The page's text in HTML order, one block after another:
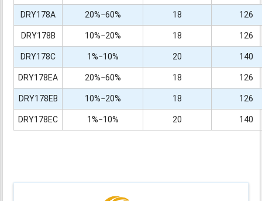
DRY178A
20%−60% 18
126
DRY178B
10%−20% 18
126
DRY178C
1%−10% 20
140
DRY178EA
20%−60% 18
126
DRY178EB
10%−20% 18
126
DRY178EC
1%−10% 20 140